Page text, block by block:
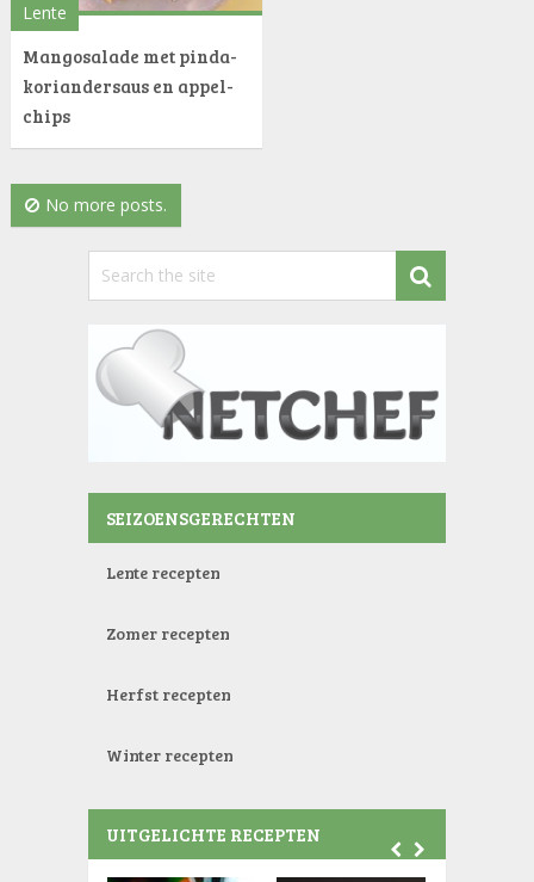
Lente
Mangosalade met pinda-
koriandersaus en appel-
chips
No more posts.
SEIZOENSGERECHTEN
Lente recepten
Zomer recepten
Herfst recepten
Winter recepten
UITGELICHTE RECEPTEN